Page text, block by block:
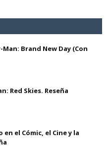
Brand New Day (Con
Red Skies. Reseña
en el Cómic, el Cine y la